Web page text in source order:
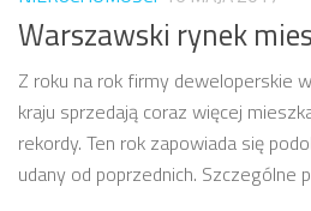
Warszawski rynek
Z roku na rok firmy deweloperskie
kraju sprzedają coraz więcej
rekordy. Ten rok zapowiada się
udany od poprzednich. Szczególne